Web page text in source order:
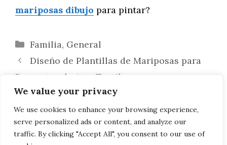
We value your privacy
We use cookies to enhance your browsing experience,
serve personalized ads or content, and analyze our
traffic. By clicking "Accept All", you consent to our use of
mariposas dibujo para pintar?
Categorías
Familia, General
Diseño de Plantillas de Mariposas para
Proyectos de Arte Textil
Desarrollo de una Aplicación Educativa
para Colorear Mariposas: Diversión y
Aprendizaje para Niños